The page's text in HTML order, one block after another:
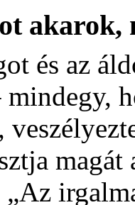
akarok,
és az